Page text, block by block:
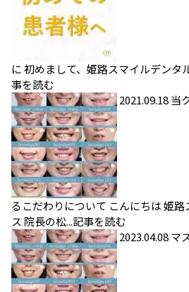
に初めまして、姫路スマイルデンタ
事を読む
2021.09.18 当
るこだわりについて こんにちは 姫
ス 院長の松...記事を読む
2023.04.08マ